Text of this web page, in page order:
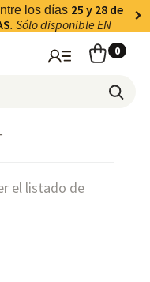
los días 25 y 28 de
. Sólo disponible EN
0
el listado de